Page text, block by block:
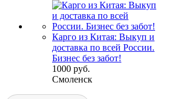
Карго из Китая: Выкуп и
доставка по всей России.
Бизнес без забот!
1000 руб.
Смоленск